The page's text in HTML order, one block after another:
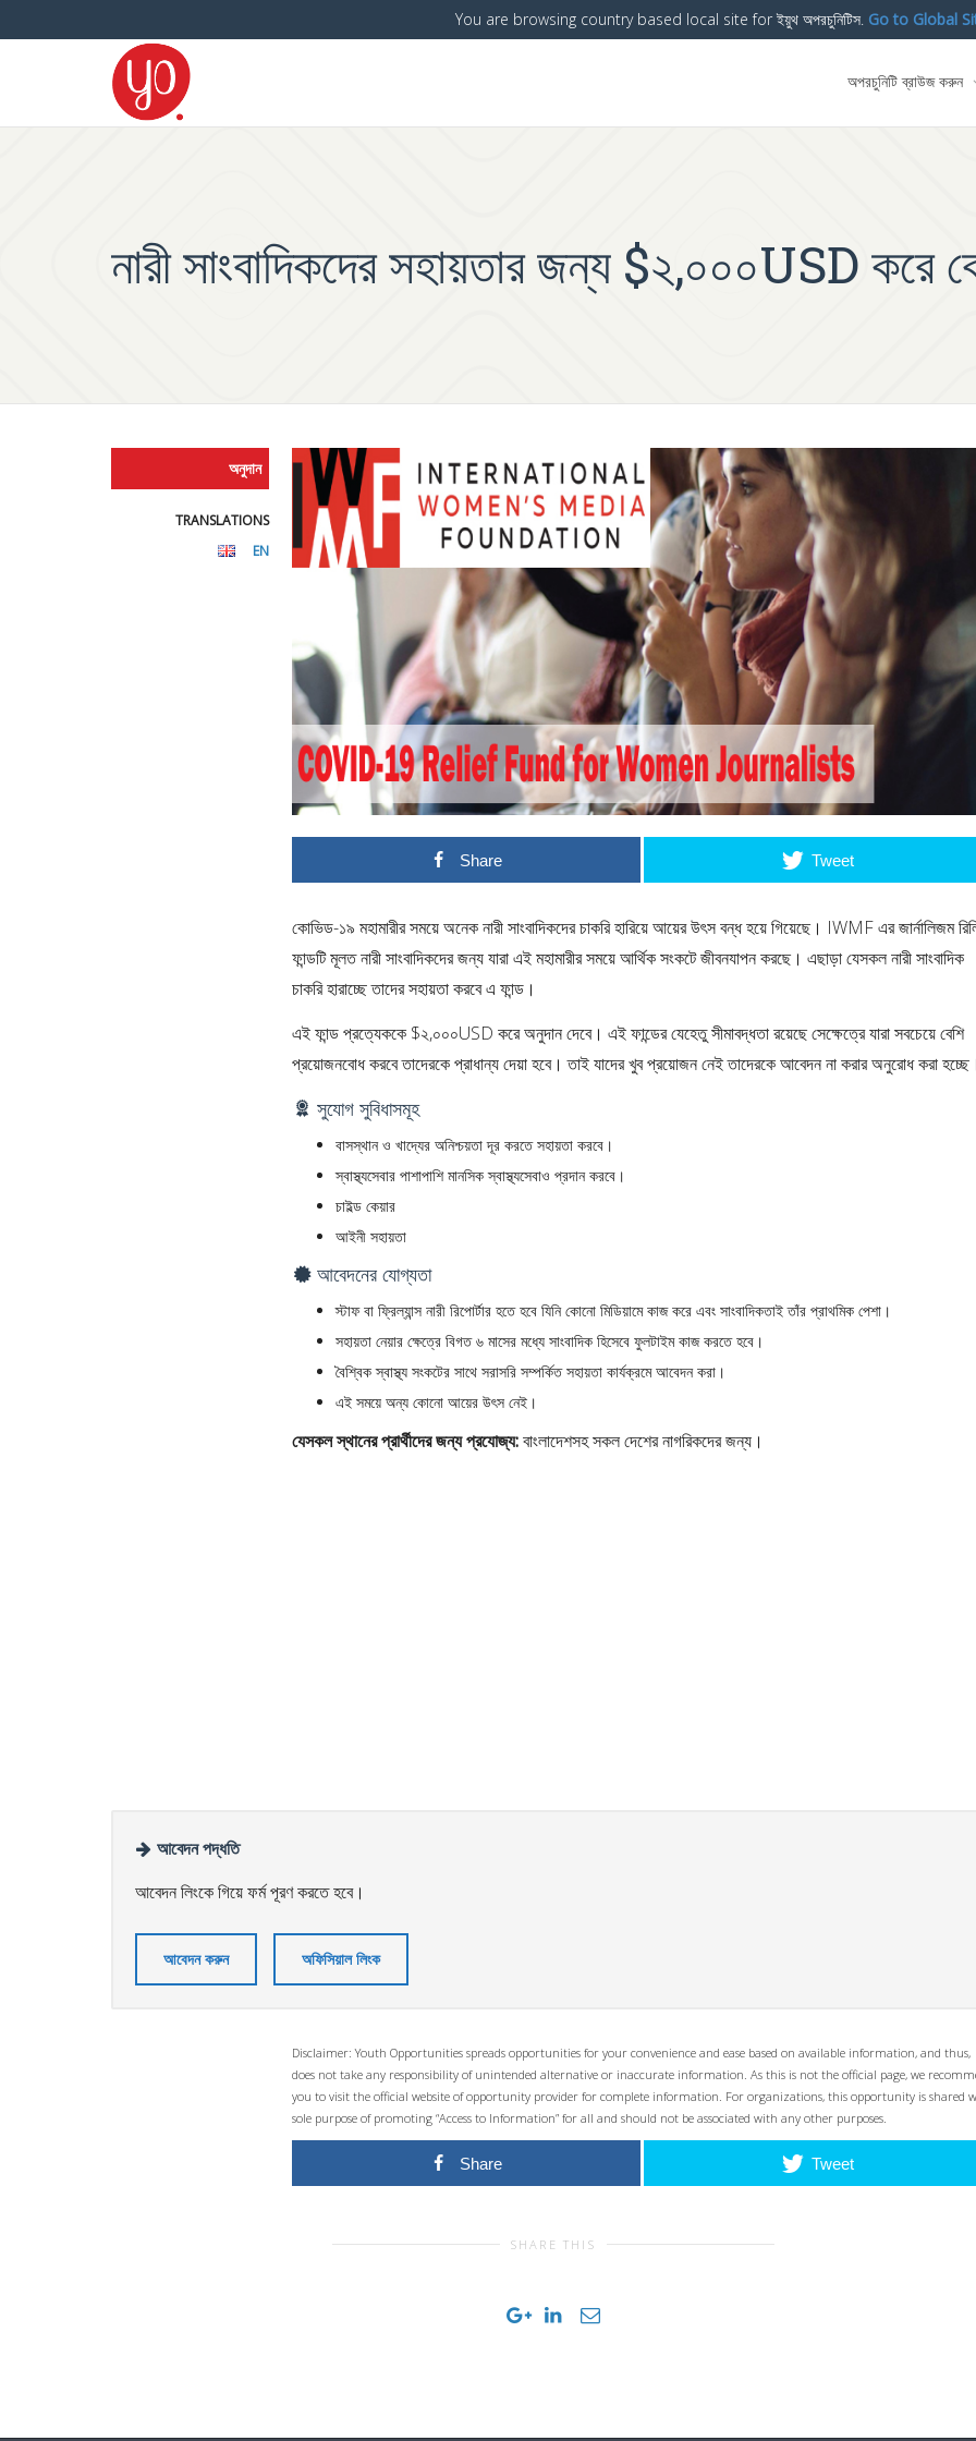
অপরচুনিটি ব্রাউজ করুন
নারী সাংবাদিকদের সহায়তার জন্য $২,০০০USD করে
অনুদান
TRANSLATIONS
EN
Share Tweet
কোভিড-১৯ মহামারীর সময়ে অনেক নারী সাংবাদিকদের চাকরি হারিয়ে আয়ের উৎস বন্ধ হয়ে গিয়েছে। IWMF এর জার্নালিজম
ফান্ডটি মূলত নারী সাংবাদিকদের জন্য যারা এই মহামারীর সময়ে আর্থিক সংকটে জীবনযাপন করছে। এছাড়া যেসকল নারী সাংবাদিক
চাকরি হারাচ্ছে তাদের সহায়তা করবে এ ফান্ড।
এই ফান্ড প্রত্যেককে $২,০০০USD করে অনুদান দেবে। এই ফান্ডের যেহেতু সীমাবদ্ধতা রয়েছে সেক্ষেত্রে যারা সবচেয়ে বেশি
প্রয়োজনবোধ করবে তাদেরকে প্রাধান্য দেয়া হবে। তাই যাদের খুব প্রয়োজন নেই তাদেরকে আবেদন না করার অনুরোধ করা
সুযোগ সুবিধাসমূহ
বাসস্থান ও খাদ্যের অনিশ্চয়তা দূর করতে সহায়তা করবে।
স্বাস্থ্যসেবার পাশাপাশি মানসিক স্বাস্থ্যসেবাও প্রদান করবে।
চাইল্ড কেয়ার
আইনী সহায়তা
আবেদনের যোগ্যতা
স্টাফ বা ফ্রিল্যান্স নারী রিপোর্টার হতে হবে যিনি কোনো মিডিয়ামে কাজ করে এবং সাংবাদিকতাই তাঁর প্রাথমিক পেশা।
সহায়তা নেয়ার ক্ষেত্রে বিগত ৬ মাসের মধ্যে সাংবাদিক হিসেবে ফুলটাইম কাজ করতে হবে।
বৈশ্বিক স্বাস্থ্য সংকটের সাথে সরাসরি সম্পর্কিত সহায়তা কার্যক্রমে আবেদন করা।
এই সময়ে অন্য কোনো আয়ের উৎস নেই।
যেসকল স্থানের প্রার্থীদের জন্য প্রযোজ্য:বাংলাদেশসহ সকল দেশের নাগরিকদের জন্য।
আবেদন পদ্ধতি
আবেদন লিংকে গিয়ে ফর্ম পূরণ করতে হবে।
আবেদন করুন অফিসিয়াল লিংক
Disclaimer: Youth Opportunities spreads opportunities for your convenience and ease based on available information, and thus,
does not take any responsibility of unintended alternative or inaccurate information. As this is not the official page, we
you to visit the official website of opportunity provider for complete information. For organizations, this opportunity is shared
sole purpose of promoting “Access to Information” for all and should not be associated with any other purposes.
Share Tweet
SHARE THIS
You are browsing country based local site for ইয়ুথ অপরচুনিটিস. Go to Global